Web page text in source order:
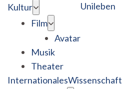
Kultur
Film
Avatar
Musik
Theater
Unileben
InternationalesWissenschaft